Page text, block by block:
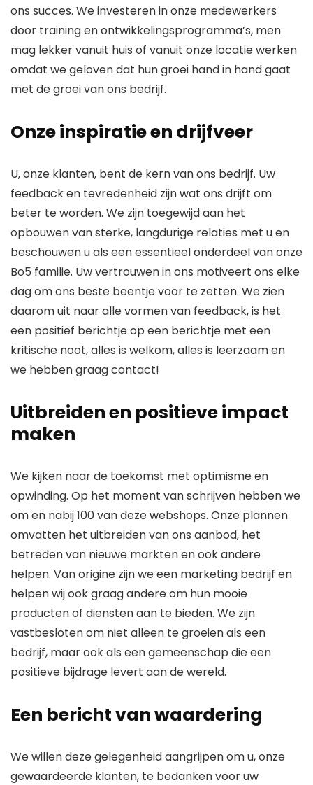
ons succes. We investeren in onze medewerkers
door training en ontwikkelingsprogramma’s, men
mag lekker vanuit huis of vanuit onze locatie werken
omdat we geloven dat hun groei hand in hand gaat
met de groei van ons bedrijf.
Onze inspiratie en drijfveer
U, onze klanten, bent de kern van ons bedrijf. Uw
feedback en tevredenheid zijn wat ons drijft om
beter te worden. We zijn toegewijd aan het
opbouwen van sterke, langdurige relaties met u en
beschouwen u als een essentieel onderdeel van onze
Bo5 familie. Uw vertrouwen in ons motiveert ons elke
dag om ons beste beentje voor te zetten. We zien
daarom uit naar alle vormen van feedback, is het
een positief berichtje op een berichtje met een
kritische noot, alles is welkom, alles is leerzaam en
we hebben graag contact!
Uitbreiden en positieve impact
maken
We kijken naar de toekomst met optimisme en
opwinding. Op het moment van schrijven hebben we
om en nabij 100 van deze webshops. Onze plannen
omvatten het uitbreiden van ons aanbod, het
betreden van nieuwe markten en ook andere
helpen. Van origine zijn we een marketing bedrijf en
helpen wij ook graag andere om hun mooie
producten of diensten aan te bieden. We zijn
vastbesloten om niet alleen te groeien als een
bedrijf, maar ook als een gemeenschap die een
positieve bijdrage levert aan de wereld.
Een bericht van waardering
We willen deze gelegenheid aangrijpen om u, onze
gewaardeerde klanten, te bedanken voor uw